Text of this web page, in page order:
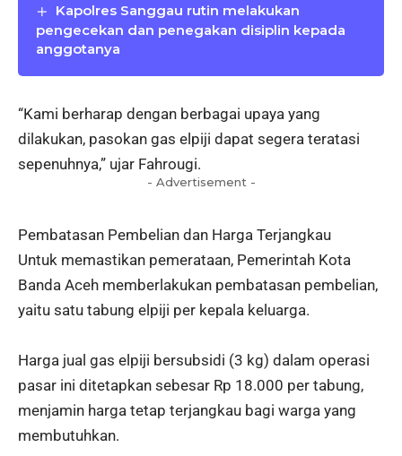
Kapolres Sanggau rutin melakukan
pengecekan dan penegakan disiplin kepada
anggotanya
“Kami berharap dengan berbagai upaya yang
dilakukan, pasokan gas elpiji dapat segera teratasi
sepenuhnya,” ujar Fahrougi.
- Advertisement -
Pembatasan Pembelian dan Harga Terjangkau
Untuk memastikan pemerataan, Pemerintah Kota
Banda Aceh memberlakukan pembatasan pembelian,
yaitu satu tabung elpiji per kepala keluarga.
Harga jual gas elpiji bersubsidi (3 kg) dalam operasi
pasar ini ditetapkan sebesar Rp 18.000 per tabung,
menjamin harga tetap terjangkau bagi warga yang
membutuhkan.